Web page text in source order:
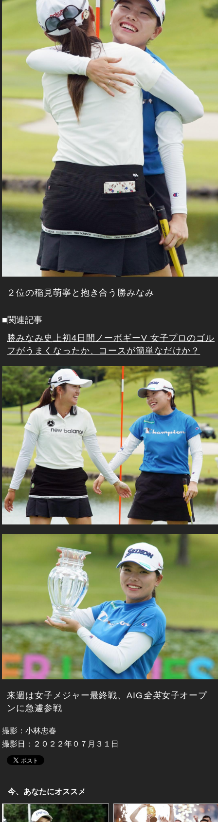
２位の稲見萌寧と抱き合う勝みなみ
■関連記事
勝みなみ史上初4日間ノーボギーV 女子プロのゴル
フがうまくなったか、コースが簡単なだけか？
来週は女子メジャー最終戦、AIG 全英女子オープ
ンに急遽参戦
撮影：小林忠春
撮影日：２０２２年０７月３１日
今、あなたにオススメ